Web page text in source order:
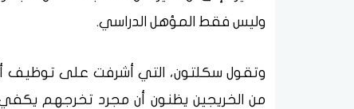
وليس فقط المؤهل الدراسي.
من الخريجين يظنون أن مجرد تخرجهم